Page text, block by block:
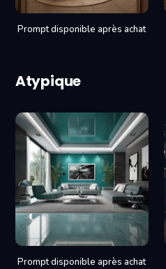
Prompt disponible après achat
Atypique
Prompt disponible après achat